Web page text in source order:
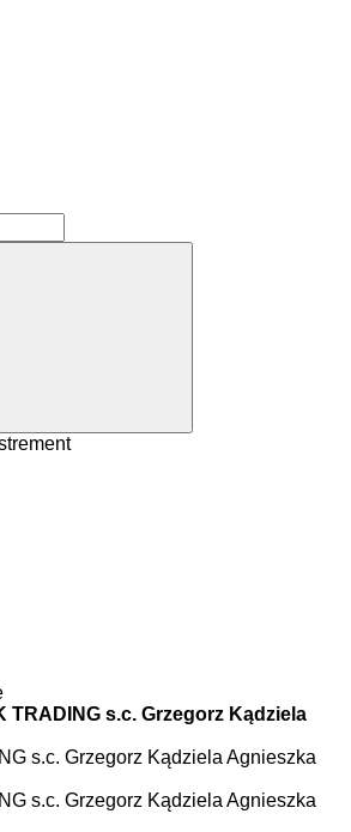
TRADING s.c. Grzegorz Kądziela